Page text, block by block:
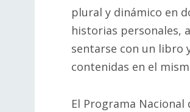
plural y dinámico en
historias personales,
sentarse con un libro
contenidas en el
El Programa